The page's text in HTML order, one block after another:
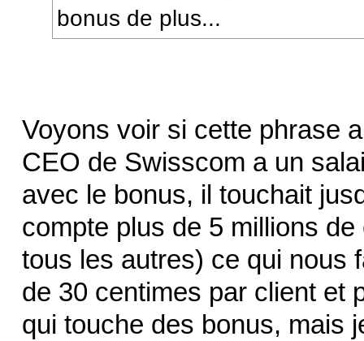
bonus de plus...
Voyons voir si cette phrase
CEO de Swisscom a un
avec le bonus, il touchait
compte plus de 5 millions
tous les autres) ce qui nous
de 30 centimes par client et
qui touche des bonus, mais